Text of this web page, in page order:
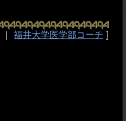
｜ 福井大学医学部コーチ ]